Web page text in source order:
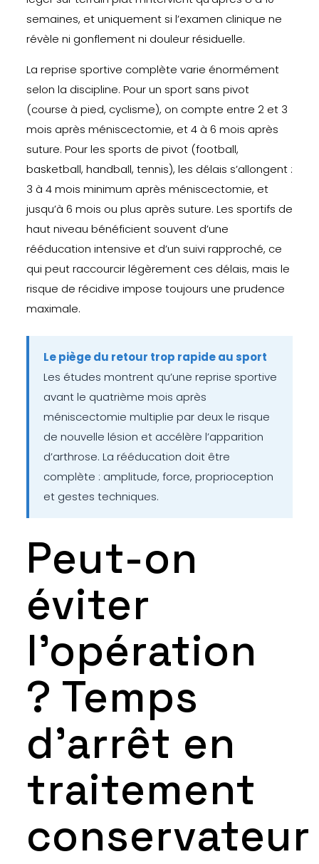
semaines, et uniquement si l’examen clinique ne
révèle ni gonflement ni douleur résiduelle.
La reprise sportive complète varie énormément
selon la discipline. Pour un sport sans pivot
(course à pied, cyclisme), on compte entre 2 et 3
mois après méniscectomie, et 4 à 6 mois après
suture. Pour les sports de pivot (football,
basketball, handball, tennis), les délais s’allongent :
3 à 4 mois minimum après méniscectomie, et
jusqu’à 6 mois ou plus après suture. Les sportifs de
haut niveau bénéficient souvent d’une
rééducation intensive et d’un suivi rapproché, ce
qui peut raccourcir légèrement ces délais, mais le
risque de récidive impose toujours une prudence
maximale.
Le piège du retour trop rapide au sport
Les études montrent qu’une reprise sportive
avant le quatrième mois après
méniscectomie multiplie par deux le risque
de nouvelle lésion et accélère l’apparition
d’arthrose. La rééducation doit être
complète : amplitude, force, proprioception
et gestes techniques.
Peut-on
éviter
l’opération
? Temps
d’arrêt en
traitement
conservateur